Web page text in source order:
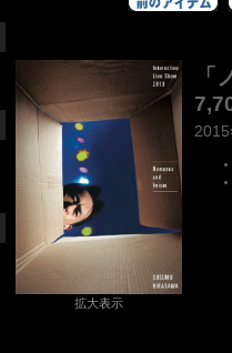
拡大表示
「